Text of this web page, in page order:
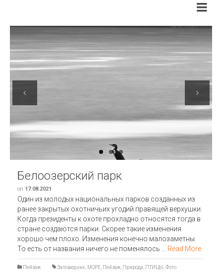
Next
Белоозерский парк
on 17.08.2021
Один из молодых национальных парков созданных из
ранее закрытых охотничьих угодий правящей верхушки.
Когда президенты к охоте прохладно относятся тогда в
стране создаются парки. Скорее такие изменения
хорошо чем плохо. Изменения конечно малозаметны.
То есть от названия ничего не поменялось … Read More
Пейзаж Заповедник МОРЕ Пейзаж Природа ПТИЦЫ Фото